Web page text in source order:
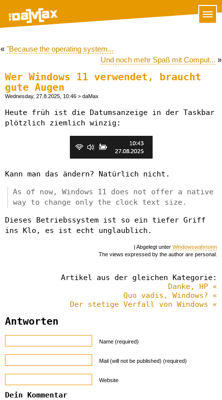
« "Because the operating system...
Und noch mehr Spaß mit Comput... »
Wer Windows 11 verwendet, braucht
gute Augen
Wednesday, 27.8.2025, 10:46 > daMax
Heute früh ist die Datumsanzeige in der Taskbar
plötzlich ziemlich winzig:
Kann man das ändern? Natürlich nicht.
As of now, Windows 11 does not offer a native
way to change only the clock text size.
Dieses Betriebssystem ist so ein tiefer Griff
ins Klo, es ist echt unglaublich.
| Abgelegt unter Windowswahnsinn
The views expressed by the author are personal.
Artikel aus der gleichen Kategorie:
Danke, HP «
Quo vadis, Windows? «
Der stetige Verfall von Windows «
Antworten
Name (required)
Mail (will not be published) (required)
Website
Dein Kommentar